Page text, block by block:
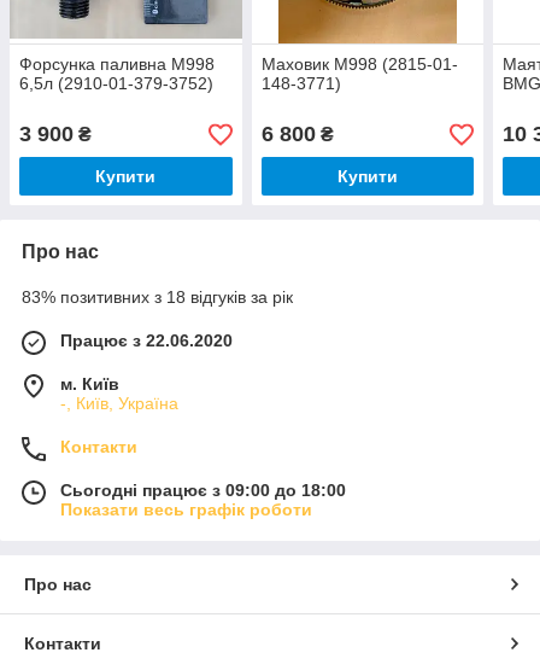
Форсунка паливна М998
6,5л (2910-01-379-3752)
3 900 ₴
Купити
Маховик М998 (2815-01-
148-3771)
6 800₴
Купити
10
Про нас
83% позитивних з 18 відгуків за рік
Працює з 22.06.2020
м. Київ
-, Київ, Україна
Контакти
Сьогодні працює з 09:00 до 18:00
Показати весь графік роботи
Про нас
Контакти